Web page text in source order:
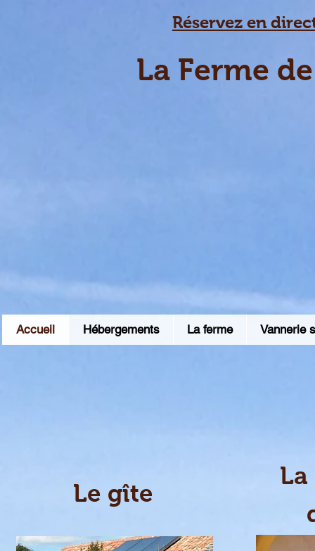
Réservez en
La Ferme
Accueil Hébergements La ferme Vannerie
Le gîte